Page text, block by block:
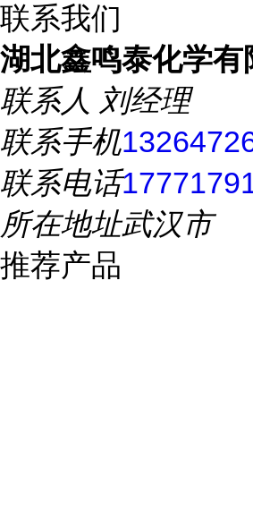
联系我们
湖北鑫鸣泰化学有
联系人 刘经理
联系手机
联系电话
所在地址武汉市
推荐产品